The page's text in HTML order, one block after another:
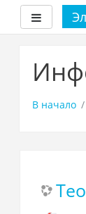
основному
В начало